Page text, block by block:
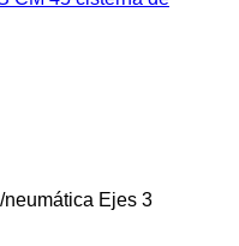
neumática Ejes 3